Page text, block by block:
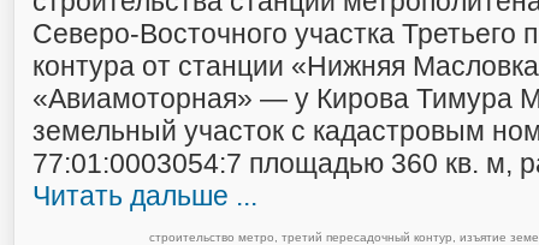
Северо-Восточного участка Третьего
контура от станции «Нижняя
«Авиамоторная» — у Кирова Тимура
земельный участок с кадастровым
77:01:0003054:7 площадью 360 кв. м,
Читать дальше ...
строительство метро третий пересадочный контур изъятие